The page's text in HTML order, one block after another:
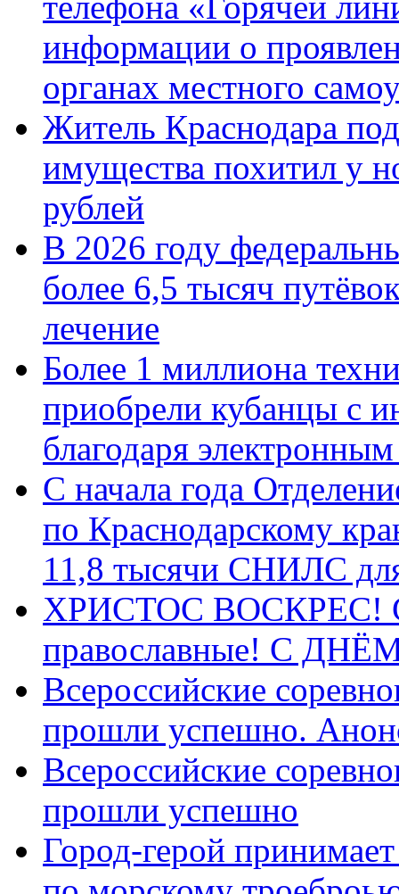
информации о
органах местного
Житель Краснодара
имущества похитил у
рублей
В 2026 году
более 6,5 тысяч
лечение
Более 1 миллиона
приобрели кубанцы с
благодаря
С начала года
по Краснодарскому
11,8 тысячи СНИЛС
ХРИСТОС ВОСКРЕС! С
православные! C
Всероссийские
прошли успешно.
Всероссийские
прошли успешно
Город-герой